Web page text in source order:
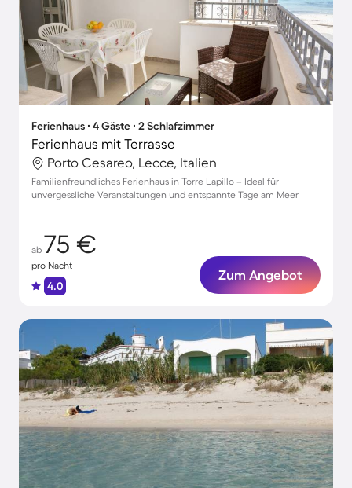
Ferienhaus ∙ 4 Gäste ∙ 2 Schlafzimmer
Ferienhaus mit Terrasse
Porto Cesareo, Lecce, Italien
Familienfreundliches Ferienhaus in Torre Lapillo – Ideal für
unvergessliche Veranstaltungen und entspannte Tage am Meer
ab 75 €
pro Nacht
4.0
Zum Angebot